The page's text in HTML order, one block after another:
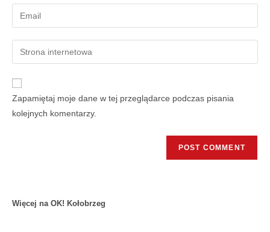
Zapamiętaj moje dane w tej przeglądarce podczas pisania
kolejnych komentarzy.
Więcej na OK! Kołobrzeg